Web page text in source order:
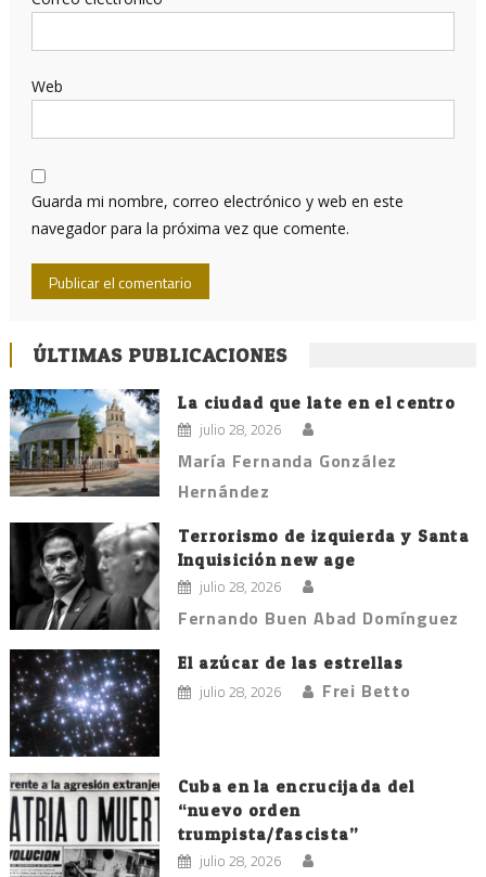
Web
Guarda mi nombre, correo electrónico y web en este
navegador para la próxima vez que comente.
ÚLTIMAS PUBLICACIONES
La ciudad que late en el centro
julio 28, 2026
María Fernanda González
Hernández
Terrorismo de izquierda y Santa
Inquisición new age
julio 28, 2026
Fernando Buen Abad Domínguez
El azúcar de las estrellas
julio 28, 2026 Frei Betto
Cuba en la encrucijada del
“nuevo orden
trumpista/fascista”
julio 28, 2026